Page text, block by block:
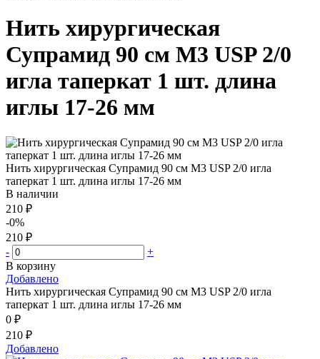
Нить хирургическая
Супрамид 90 см М3 USP 2/0
игла таперкат 1 шт. длина
иглы 17-26 мм
Нить хирургическая Супрамид 90 см М3 USP 2/0 игла
таперкат 1 шт. длина иглы 17-26 мм
В наличии
210 ₽
-0%
210 ₽
-
+
В корзину
Добавлено
Нить хирургическая Супрамид 90 см М3 USP 2/0 игла
таперкат 1 шт. длина иглы 17-26 мм
0 ₽
210 ₽
Добавлено